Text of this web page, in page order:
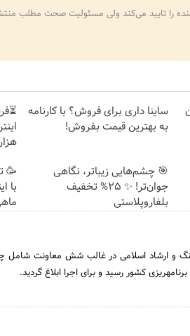
را تایید می‌کند ولی مسئولیت صحت مطلب
ساینا داری برای فروش؟ با کارنامه
به بهترین قیمت بفروش!
🎯 چشم‌هایی زیباتر، نگاهی
جوان‌تر! ✨ 25% تخفیف
بلفاروپلاستی
🥳
با
ماهی
فرهنگ و ارشاد اسلامی در غالب شش معاونت
کشور رسید و برای اجرا ابلاغ گردید.